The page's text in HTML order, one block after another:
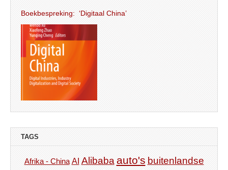
Boekbespreking: ‘Digitaal China’
TAGS
Afrika - China AI Alibaba auto's buitenlandse